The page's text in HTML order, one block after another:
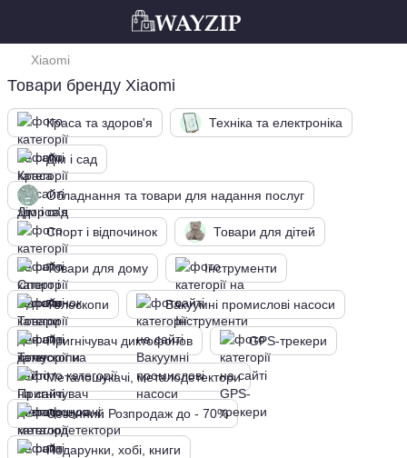
Xiaomi
Товари бренду Xiaomi
Краса та здоров'я Техніка та електроніка
Дім і сад
Обладнання та товари для надання послуг
Спорт і відпочинок Товари для дітей
Товари для дому Інструменти
Телескопи Вакуумні промислові насоси
Пригнічувач диктофонов GPS-трекери
Металошукачі, металодетектори
Сезонний Розпродаж до - 70%
Подарунки, хобі, книги